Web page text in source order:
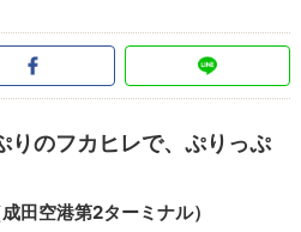
りのフカヒレで、ぷりっぷ
田空港第2ターミナル）